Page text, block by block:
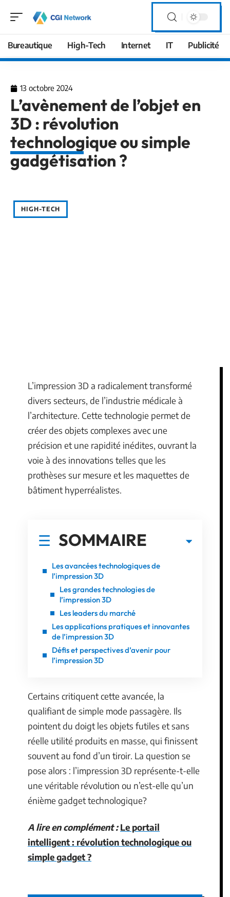
Bureautique High-Tech Internet IT Publicité
13 octobre 2024
L’avènement de l’objet en
3D : révolution
technologique ou simple
gadgétisation ?
HIGH-TECH
L’impression 3D a radicalement transformé
divers secteurs, de l’industrie médicale à
l’architecture. Cette technologie permet de
créer des objets complexes avec une
précision et une rapidité inédites, ouvrant la
voie à des innovations telles que les
prothèses sur mesure et les maquettes de
bâtiment hyperréalistes.
SOMMAIRE
Les avancées technologiques de
l’impression 3D
Les grandes technologies de
l’impression 3D
Les leaders du marché
Les applications pratiques et innovantes
de l’impression 3D
Défis et perspectives d’avenir pour
l’impression 3D
Certains critiquent cette avancée, la
qualifiant de simple mode passagère. Ils
pointent du doigt les objets futiles et sans
réelle utilité produits en masse, qui finissent
souvent au fond d’un tiroir. La question se
pose alors : l’impression 3D représente-t-elle
une véritable révolution ou n’est-elle qu’un
énième gadget technologique?
A lire en complément : Le portail
intelligent : révolution technologique ou
simple gadget ?